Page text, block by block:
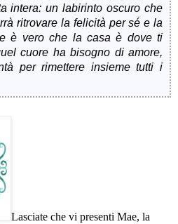
intera: un labirinto oscuro che
ritrovare la felicità per sé e la
è vero che la casa è dove ti
cuore ha bisogno di amore,
per rimettere insieme tutti i
Lasciate che vi presenti Mae, la